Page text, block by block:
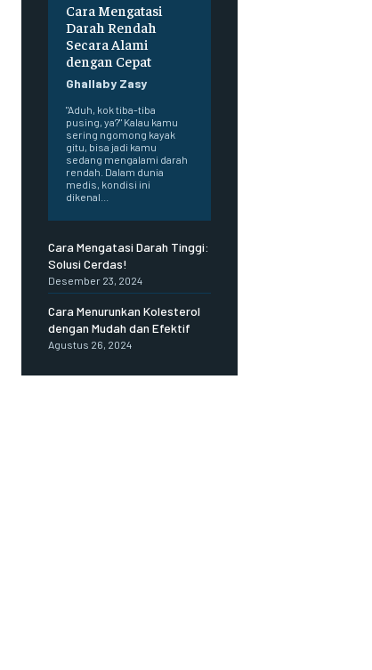
Cara Mengatasi
Darah Rendah
Secara Alami
dengan Cepat
Ghallaby Zasy
"Aduh, kok tiba-tiba
pusing, ya?" Kalau kamu
sering ngomong kayak
gitu, bisa jadi kamu
sedang mengalami darah
rendah. Dalam dunia
medis, kondisi ini
dikenal...
Cara Mengatasi Darah Tinggi:
Solusi Cerdas!
Desember 23, 2024
Cara Menurunkan Kolesterol
dengan Mudah dan Efektif
Agustus 26, 2024